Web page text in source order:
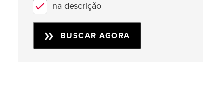
na descrição
BUSCAR AGORA